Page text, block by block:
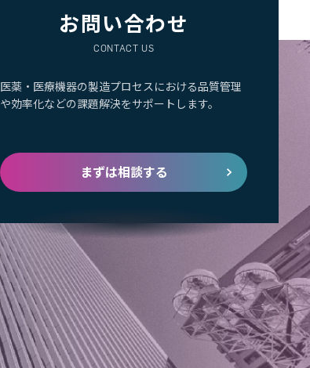
お問い合わせ
CONTACT US
医薬・医療機器の製造プロセスにおける品質管理
や効率化などの課題解決をサポートします。
まずは相談する